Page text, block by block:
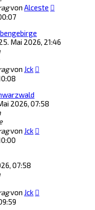
von Alceste
Mai 2026, 21:46
von Jck
2026, 07:58
von Jck
07:58
von Jck